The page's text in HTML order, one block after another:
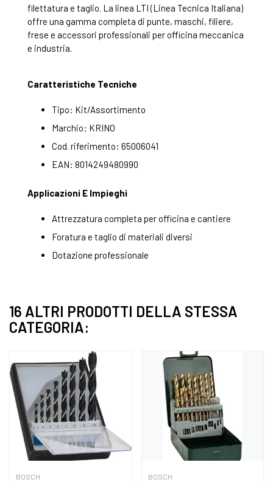
filettatura e taglio. La linea LTI (Linea Tecnica Italiana)
offre una gamma completa di punte, maschi, filiere,
frese e accessori professionali per officina meccanica
e industria.
Caratteristiche Tecniche
Tipo: Kit/Assortimento
Marchio: KRINO
Cod. riferimento: 65006041
EAN: 8014249480990
Applicazioni E Impieghi
Attrezzatura completa per officina e cantiere
Foratura e taglio di materiali diversi
Dotazione professionale
16 ALTRI PRODOTTI DELLA STESSA
CATEGORIA:
BOSCH BOSCH